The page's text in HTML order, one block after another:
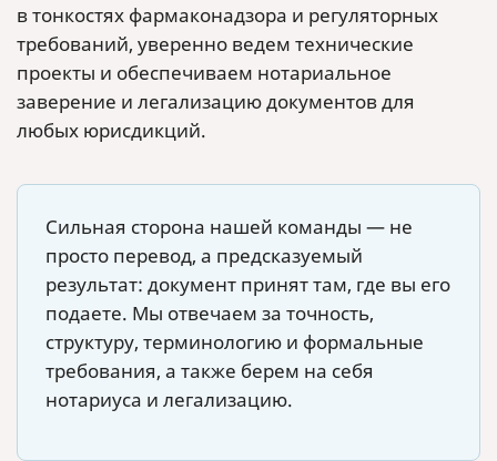
в тонкостях фармаконадзора и регуляторных
требований, уверенно ведем технические
проекты и обеспечиваем нотариальное
заверение и легализацию документов для
любых юрисдикций.
Сильная сторона нашей команды — не
просто перевод, а предсказуемый
результат: документ принят там, где вы его
подаете. Мы отвечаем за точность,
структуру, терминологию и формальные
требования, а также берем на себя
нотариуса и легализацию.